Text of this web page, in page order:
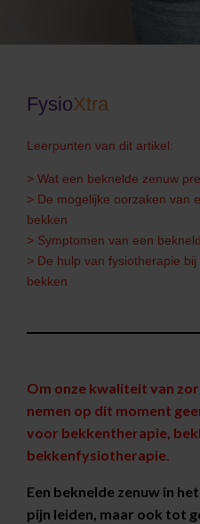
FysioXtra
Leerpunten van dit artikel:
> Wat een beknelde zenuw
> De mogelijke oorzaken van
bekken
> Symptomen van een
> De hulp van fysiotherapie
bekken
Om onze kwaliteit van
nemen op dit moment
voor bekkentherapie,
bekkenfysiotherapie.
Een beknelde zenuw in
pijn leiden, maar ook tot